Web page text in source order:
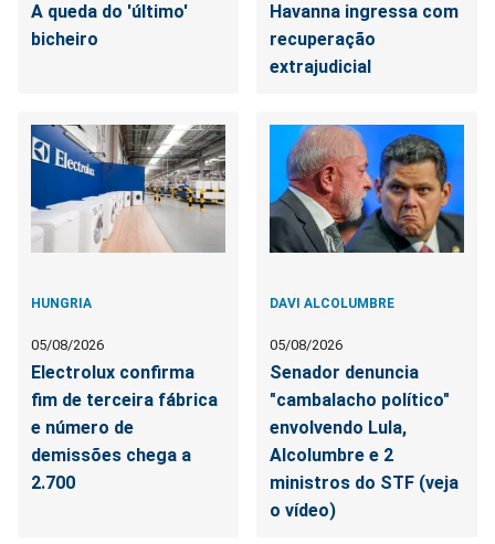
A queda do 'último'
bicheiro
Havanna ingressa com
recuperação
extrajudicial
HUNGRIA
05/08/2026
Electrolux confirma
fim de terceira fábrica
e número de
demissões chega a
2.700
DAVI ALCOLUMBRE
05/08/2026
Senador denuncia
"cambalacho político"
envolvendo Lula,
Alcolumbre e 2
ministros do STF (veja
o vídeo)